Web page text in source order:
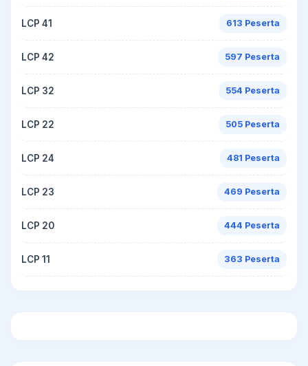
LCP 41 613 Peserta
LCP 42 597 Peserta
LCP 32 554 Peserta
LCP 22 505 Peserta
LCP 24 481 Peserta
LCP 23 469 Peserta
LCP 20 444 Peserta
LCP 11 363 Peserta